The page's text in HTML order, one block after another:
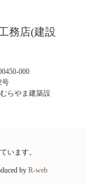
務店(建設
000
号
らやま建築設
います。
by R-web